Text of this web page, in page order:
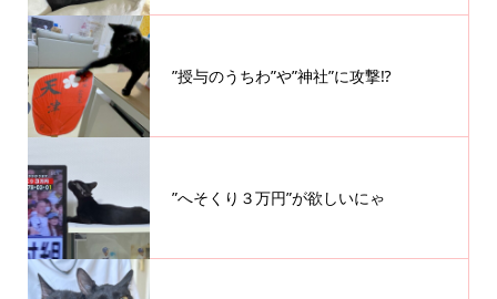
”授与のうちわ”や”神社”に攻撃⁉️
”へそくり３万円”が欲しいにゃ